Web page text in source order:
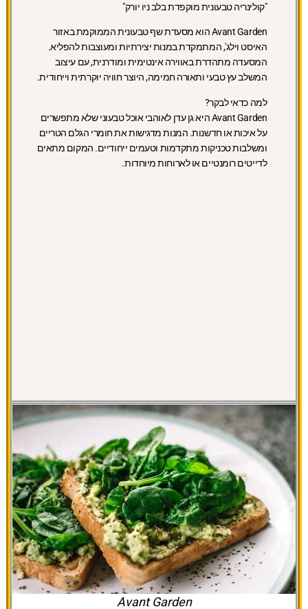
"קולינריה טבעונית מוקפדת בלב ניו יורק"
Avant Garden הוא מסעדת שף טבעונית הממוקמת באזור
האיסט וילג', המתמקדת במנות יצירתיות ומעוצבות להפליא.
המסעדה מתהדרת באווירה אינטימית ומודרנית, עם עיצוב
המשלב עץ טבעי ותאורה חמימה, היוצר חוויה יוקרתית וייחודית.
למה כדאי לבקר?
Avant Garden היא גן עדן לאוהבי אוכל טבעוני שלא מתפשרים
על איכות או חדשנות. המנות מדגישות את חומרי הגלם הטריים
ומשלבות טכניקות מתקדמות וטעמים ייחודיים. המקום מתאים
לדייטים רומנטיים או לארוחות מיוחדות.
Avant Garden